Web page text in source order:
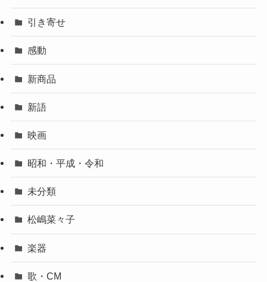
引き寄せ
感動
新商品
新語
映画
昭和・平成・令和
未分類
松嶋菜々子
楽器
歌・CM